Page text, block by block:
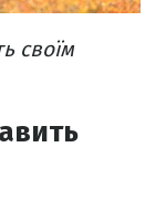
своїм